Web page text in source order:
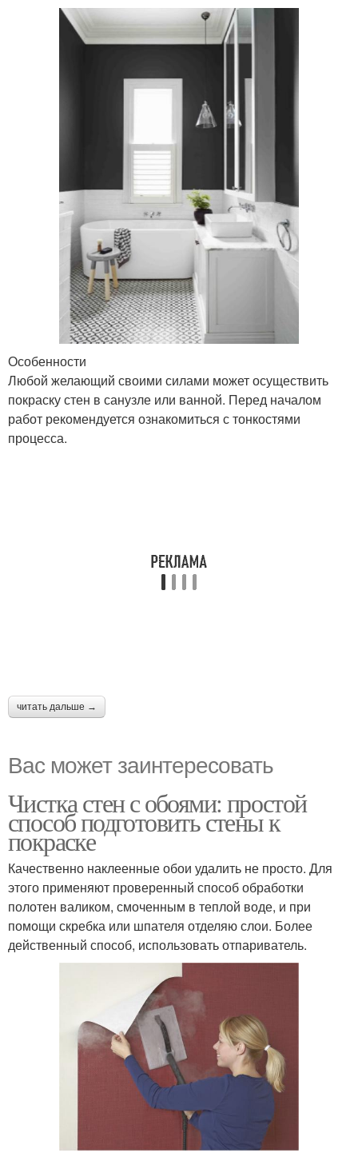
Особенности
Любой желающий своими силами может осуществить
покраску стен в санузле или ванной. Перед началом
работ рекомендуется ознакомиться с тонкостями
процесса.
читать дальше →
Вас может заинтересовать
Чистка стен с обоями: простой
способ подготовить стены к
покраске
Качественно наклеенные обои удалить не просто. Для
этого применяют проверенный способ обработки
полотен валиком, смоченным в теплой воде, и при
помощи скребка или шпателя отделяю слои. Более
действенный способ, использовать отпариватель.